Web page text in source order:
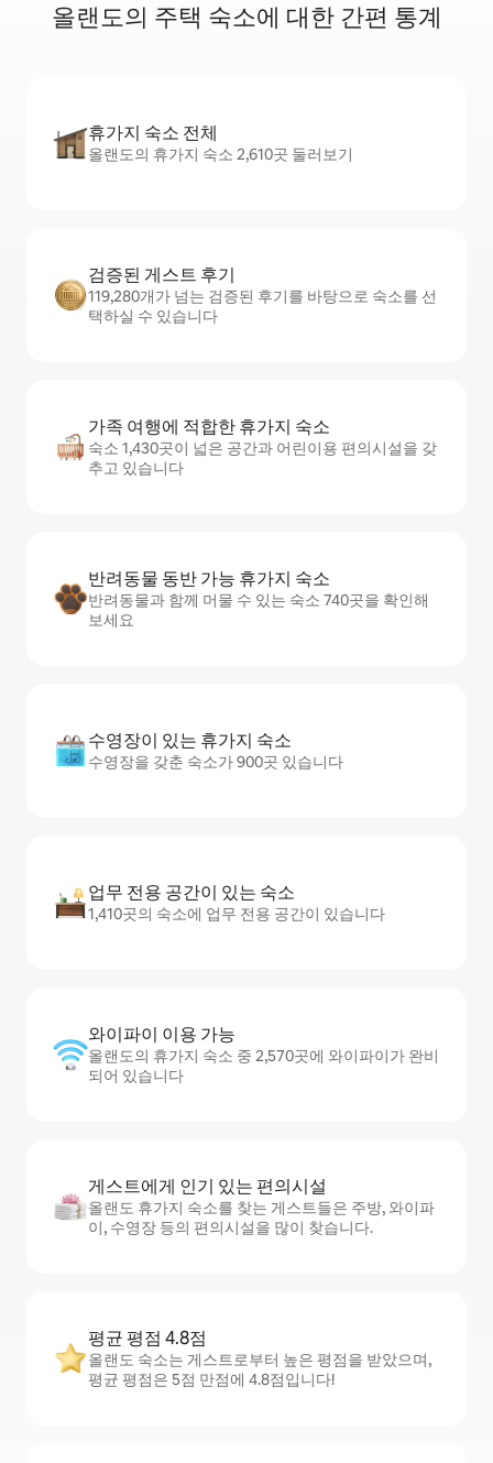
올랜도의 주택 숙소에 대한 간편 통계
휴가지 숙소 전체
올랜도의 휴가지 숙소 2,610곳 둘러보기
검증된 게스트 후기
119,280개가 넘는 검증된 후기를 바탕으로 숙소를 선
택하실 수 있습니다
가족 여행에 적합한 휴가지 숙소
숙소 1,430곳이 넓은 공간과 어린이용 편의시설을 갖
추고 있습니다
반려동물 동반 가능 휴가지 숙소
반려동물과 함께 머물 수 있는 숙소 740곳을 확인해
보세요
수영장이 있는 휴가지 숙소
수영장을 갖춘 숙소가 900곳 있습니다
업무 전용 공간이 있는 숙소
1,410곳의 숙소에 업무 전용 공간이 있습니다
와이파이 이용 가능
올랜도의 휴가지 숙소 중 2,570곳에 와이파이가 완비
되어 있습니다
게스트에게 인기 있는 편의시설
올랜도 휴가지 숙소를 찾는 게스트들은 주방, 와이파
이, 수영장 등의 편의시설을 많이 찾습니다.
평균 평점 4.8점
올랜도 숙소는 게스트로부터 높은 평점을 받았으며,
평균 평점은 5점 만점에 4.8점입니다!